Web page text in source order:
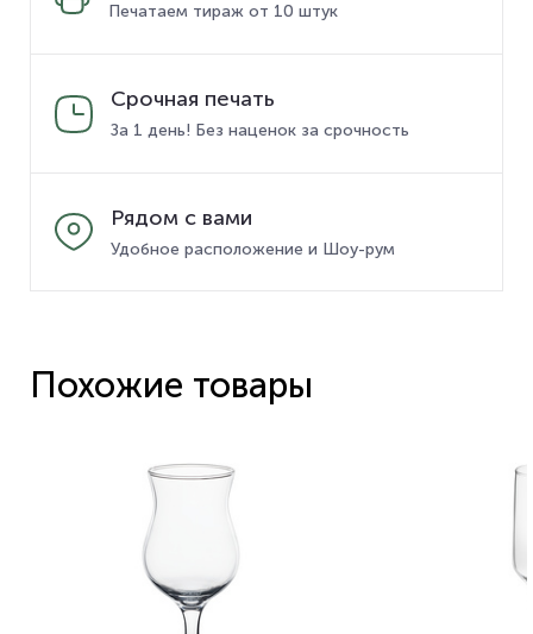
Печатаем тираж от 10 штук
Срочная печать
За 1 день! Без наценок за срочность
Рядом с вами
Удобное расположение и Шоу-рум
Похожие товары